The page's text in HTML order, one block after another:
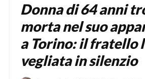
Donna di 64 anni
morta nel suo
a Torino: il fratello
vegliata in silenzio